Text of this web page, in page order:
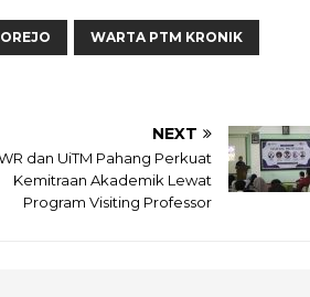
WARTA PTM KRONIK
NEXT
dan UiTM Pahang Perkuat
Kemitraan Akademik Lewat
Program Visiting Professor